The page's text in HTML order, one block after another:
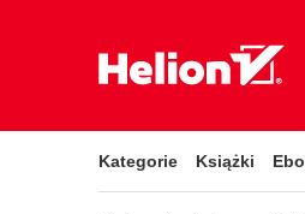
Kategorie Książki